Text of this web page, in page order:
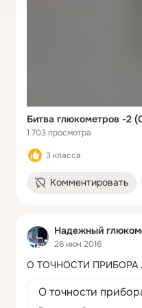
Битва глюкометров -2
1 703 просмотра
3 класса
Комментировать
Надежный
26 июн 2016
О ТОЧНОСТИ ПРИБОРА
О точности